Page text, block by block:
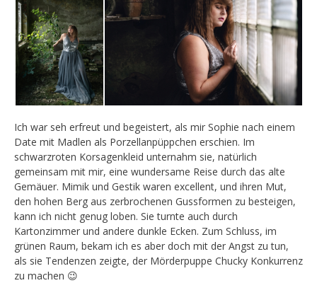
Ich war seh erfreut und begeistert, als mir Sophie nach einem
Date mit Madlen als Porzellanpüppchen erschien. Im
schwarzroten Korsagenkleid unternahm sie, natürlich
gemeinsam mit mir, eine wundersame Reise durch das alte
Gemäuer. Mimik und Gestik waren excellent, und ihren Mut,
den hohen Berg aus zerbrochenen Gussformen zu besteigen,
kann ich nicht genug loben. Sie turnte auch durch
Kartonzimmer und andere dunkle Ecken. Zum Schluss, im
grünen Raum, bekam ich es aber doch mit der Angst zu tun,
als sie Tendenzen zeigte, der Mörderpuppe Chucky Konkurrenz
zu machen 😉